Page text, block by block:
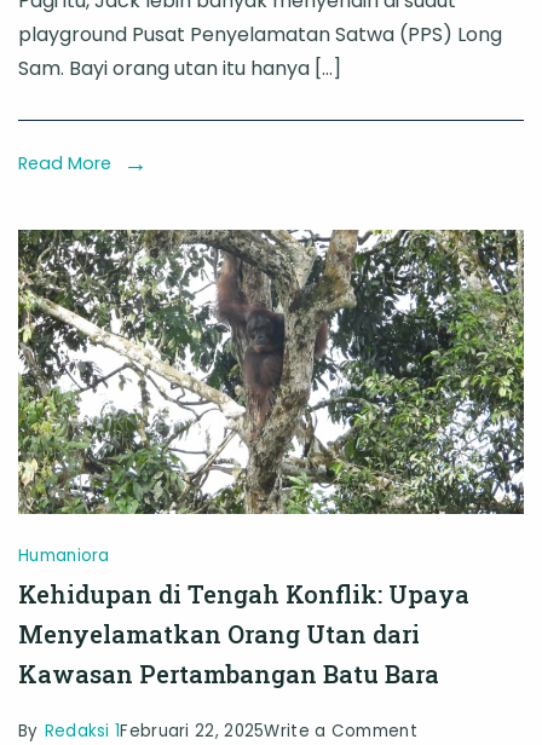
Jack,
Bayi
Utan
di
Kebun
Sawit
dengan
Luka
Bernanah
playground Pusat Penyelamatan Satwa (PPS) Long
Sam. Bayi orang utan itu hanya […]
Read More
Humaniora
Kehidupan di Tengah Konflik: Upaya
Menyelamatkan Orang Utan dari
Kawasan Pertambangan Batu Bara
By Redaksi 1Februari 22, 2025Write a Commenton